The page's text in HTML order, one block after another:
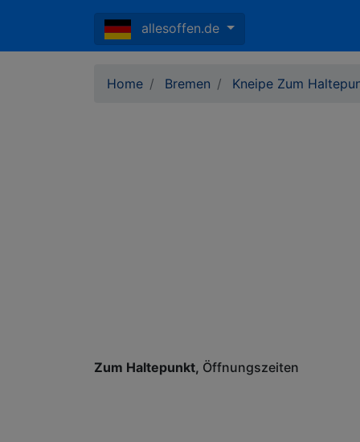
allesoffen.de
Home Bremen Kneipe Zum
Zum Haltepunkt Öffnungszeiten